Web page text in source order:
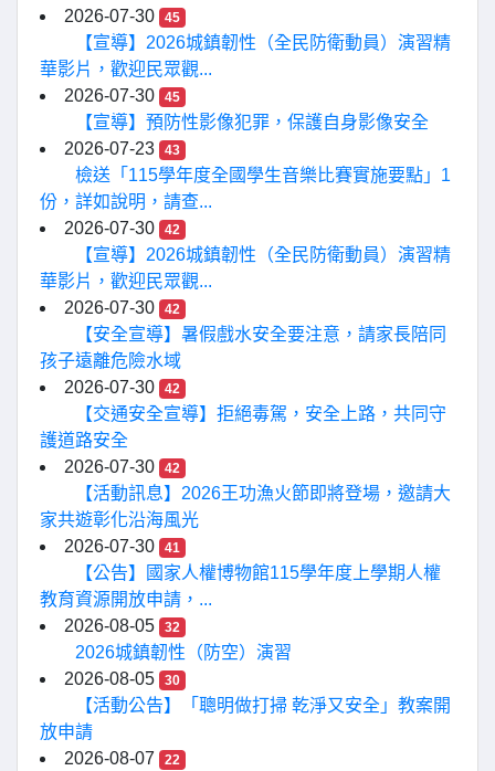
2026-07-30
45
【宣導】2026城鎮韌性（全民防衛動員）演習精
華影片，歡迎民眾觀...
2026-07-30
45
【宣導】預防性影像犯罪，保護自身影像安全
2026-07-23
43
檢送「115學年度全國學生音樂比賽實施要點」1
份，詳如說明，請查...
2026-07-30
42
【宣導】2026城鎮韌性（全民防衛動員）演習精
華影片，歡迎民眾觀...
2026-07-30
42
【安全宣導】暑假戲水安全要注意，請家長陪同
孩子遠離危險水域
2026-07-30
42
【交通安全宣導】拒絕毒駕，安全上路，共同守
護道路安全
2026-07-30
42
【活動訊息】2026王功漁火節即將登場，邀請大
家共遊彰化沿海風光
2026-07-30
41
【公告】國家人權博物館115學年度上學期人權
教育資源開放申請，...
2026-08-05
32
2026城鎮韌性（防空）演習
2026-08-05
30
【活動公告】「聰明做打掃 乾淨又安全」教案開
放申請
2026-08-07
22